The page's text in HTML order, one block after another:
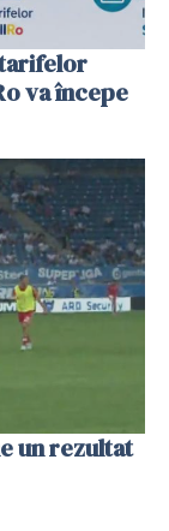
va începe
un rezultat